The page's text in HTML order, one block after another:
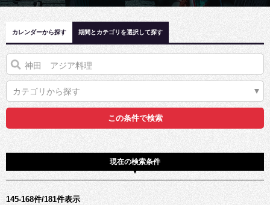
カレンダーから探す 期間とカテゴリを選択して探す
カテゴリから探す
現在の検索条件
145-168件/181件表示